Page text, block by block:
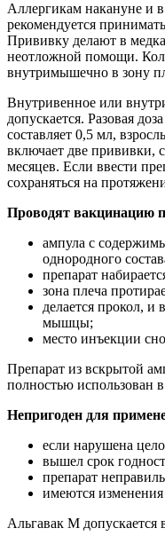
Аллергикам накануне и
рекомендуется
Прививку делают в
неотложной помощи.
внутримышечно в зону
Внутривенное или
допускается. Разовая
составляет 0,5 мл,
включает две прививки,
месяцев. Если ввести
сохраняться на
Проводят вакцинацию
ампула с
однородного
препарат
зона плеча
делается прокол, и
мышцы;
место инъекции
Препарат из вскрытой
полностью использован
Непригоден для
если нарушена
вышел срок
препарат
имеются изменения
Альгавак М допускается